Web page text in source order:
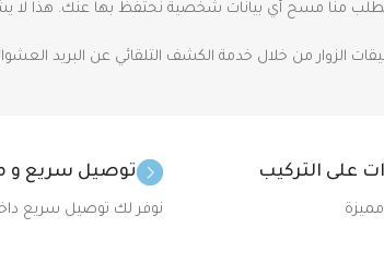
منا مسح أي بيانات شخصية نحتفظ بها عنك. هذا لا
الزوار من خلال خدمة الكشف التلقائي عن البريد
مميزة
توصيل سريع و
نوفر لك توصيل سريع